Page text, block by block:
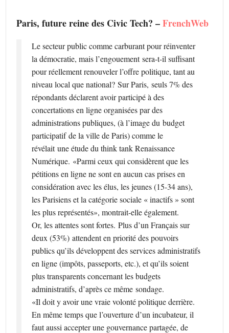
Paris, future reine des Civic Tech? –FrenchWeb
Le secteur public comme carburant pour réinventer
la démocratie, mais l’engouement sera-t-il suffisant
pour réellement renouveler l’offre politique, tant au
niveau local que national? Sur Paris, seuls 7% des
répondants déclarent avoir participé à des
concertations en ligne organisées par des
administrations publiques, (à l’image du budget
participatif de la ville de Paris) comme le
révélait une étude du think tank Renaissance
Numérique. «Parmi ceux qui considèrent que les
pétitions en ligne ne sont en aucun cas prises en
considération avec les élus, les jeunes (15-34 ans),
les Parisiens et la catégorie sociale « inactifs » sont
les plus représentés», montrait-elle également.
Or, les attentes sont fortes. Plus d’un Français sur
deux (53%) attendent en priorité des pouvoirs
publics qu’ils développent des services administratifs
en ligne (impôts, passeports, etc.), et qu’ils soient
plus transparents concernant les budgets
administratifs, d’après ce même sondage.
«Il doit y avoir une vraie volonté politique derrière.
En même temps que l’ouverture d’un incubateur, il
faut aussi accepter une gouvernance partagée, de